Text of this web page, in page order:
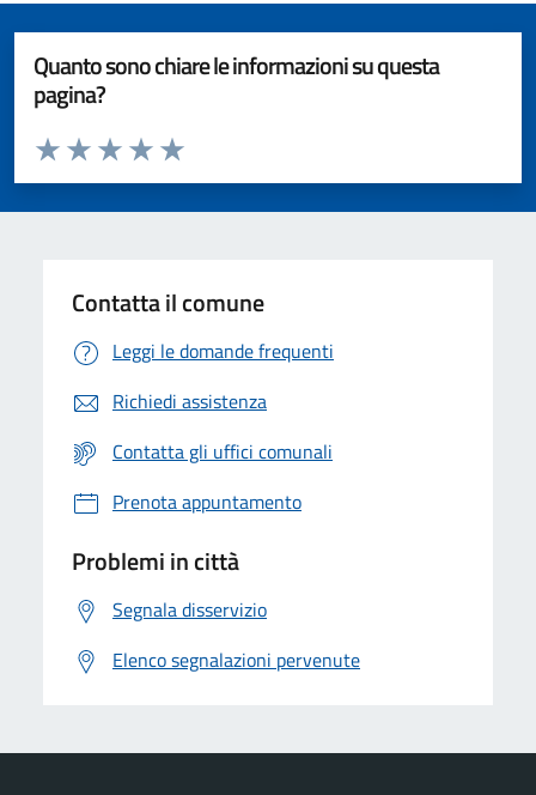
Quanto sono chiare le informazioni su questa
pagina?
Valuta da 1 a 5 stelle la pagina
Valuta 5 stelle su 5
Valuta 4 stelle su 5
Valuta 3 stelle su 5
Valuta 2 stelle su 5
Valuta 1 stelle su 5
Contatta il comune
Leggi le domande frequenti
Richiedi assistenza
Contatta gli uffici comunali
Prenota appuntamento
Problemi in città
Segnala disservizio
Elenco segnalazioni pervenute